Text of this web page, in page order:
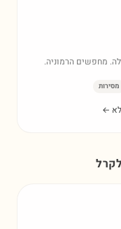
מחפשים הרמוניה.
מסירות
←
קרל